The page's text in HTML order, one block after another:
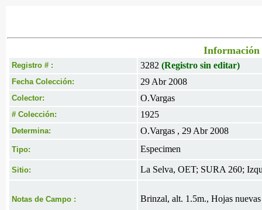
Información
Registro # : 3282 (Registro sin editar)
Fecha Colección: 29 Abr 2008
Colector: O.Vargas
# Colección: 1925
Determina: O.Vargas , 29 Abr 2008
Tipo: Especimen
Sitio: La Selva, OET; SURA 260;
Notas de Campo : Brinzal, alt. 1.5m., Hojas